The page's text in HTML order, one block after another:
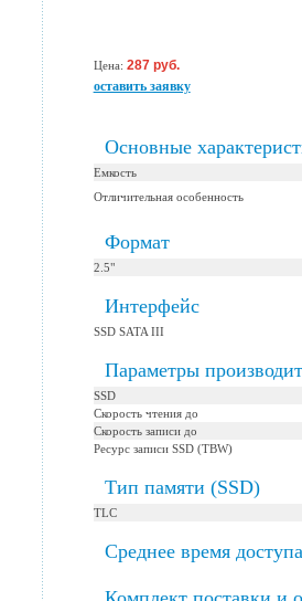
Цена: 287 руб.
оставить заявку
Основные
Емкость
Отличительная особенность
Формат
2.5"
Интерфейс
SSD SATA III
Параметры
SSD
Скорость чтения до
Скорость записи до
Ресурс записи SSD (TBW)
Тип памяти (SSD)
TLC
Среднее время доступа